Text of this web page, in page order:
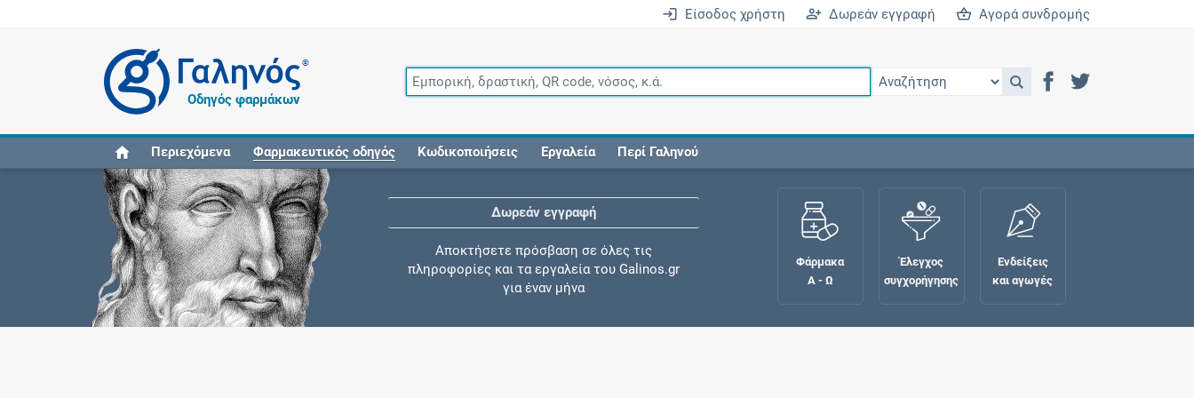
Είσοδος χρήστη Δωρεάν εγγραφή Αγορά συνδρομής
®
Οδηγός φαρμάκων
Περιεχόμενα Φαρμακευτικός οδηγός Κωδικοποιήσεις Εργαλεία Περί Γαληνού
Δωρεάν εγγραφή
Αποκτήσετε πρόσβαση σε όλες τις
πληροφορίες και τα εργαλεία του Galinos.gr
για έναν μήνα
Φάρμακα
Α - Ω
Έλεγχος
συγχορήγησης
Ενδείξεις
και αγωγές